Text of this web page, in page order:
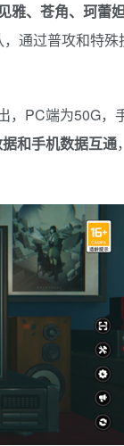
雅、苍角、珂蕾
通过普攻和特殊
PC端为50G，
和手机数据互通